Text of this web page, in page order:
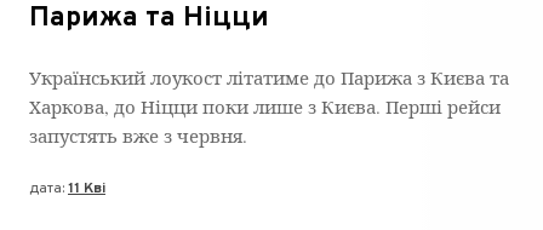
Парижа та Ніцци
Український лоукост літатиме до Парижа з Києва та
Харкова, до Ніцци поки лише з Києва. Перші рейси
запустять вже з червня.
дата:11 Кві